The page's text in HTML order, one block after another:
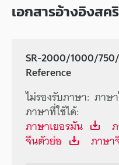
เอกสารอ้างอิงสค
SR-2000/1000/
Reference
ไม่รองรับภาษา: ภาษ
ภาษาที่ใช้ได้:
ภาษาเยอรมัน
จีนตัวย่อ
ภาษา